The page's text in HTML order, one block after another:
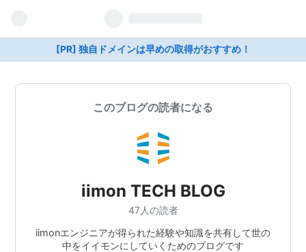
[PR] 独自ドメインは早めの取得がおすすめ！
このブログの読者になる
iimon TECH BLOG
47人の読者
iimonエンジニアが得られた経験や知識を共有して世の
中をイイモンにしていくためのブログです